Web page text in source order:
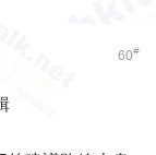
60#